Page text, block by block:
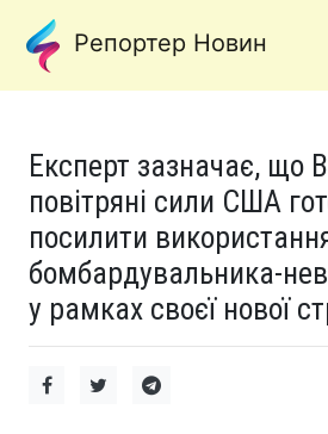
Репортер Новин
Експерт зазначає, що
повітряні сили США
посилити
бомбардувальника-
у рамках своєї нової